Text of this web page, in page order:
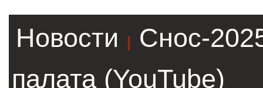
Новости |
Снос-
палата (YouTube)